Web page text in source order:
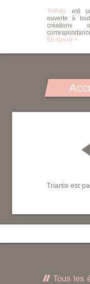
TriArtisest
ouverte à
créations
En savoir +
Triartis est
Tous les